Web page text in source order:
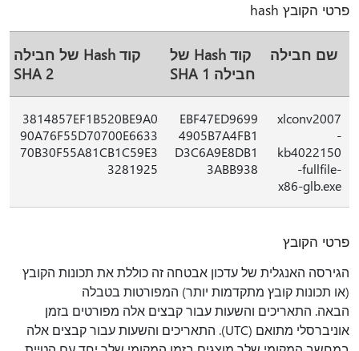
פרטי הקובץ hash
שם חבילה
קוד Hash של
חבילה SHA 1
קוד Hash של חבילה
SHA 2
xlconv2007
-
kb4022150
-fullfile-
x86-glb.exe
EBF47ED9699
4905B7A4FB1
D3C6A9E8DB1
3ABB938
3814857EF1B520BE9A0
90A76F55D70700E6633
70B30F55A81CB1C59E3
3281925
פרטי הקובץ
הגירסה האנגלית של עדכון אבטחה זה כוללת את תכונות הקובץ
(או תכונות קובץ מתקדמות יותר) המפורטות בטבלה
הבאה. התאריכים והשעות עבור קבצים אלה מפורטים בזמן
אוניברסלי מתואם (UTC). התאריכים והשעות עבור קבצים אלה